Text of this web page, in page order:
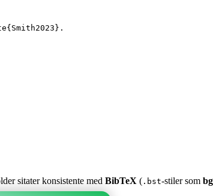
{ Smith2023 }.
sitater konsistente med BibTeX ( .bst-stiler som